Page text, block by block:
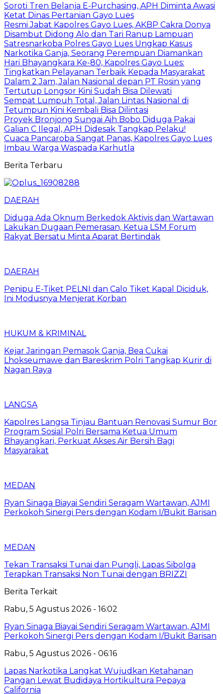
Soroti Tren Belanja E-Purchasing, APH Diminta Awasi
Ketat Dinas Pertanian Gayo Lues
Resmi Jabat Kapolres Gayo Lues, AKBP Cakra Donya
Disambut Didong Alo dan Tari Ranup Lampuan
Satresnarkoba Polres Gayo Lues Ungkap Kasus
Narkotika Ganja, Seorang Perempuan Diamankan
Hari Bhayangkara Ke-80, Kapolres Gayo Lues:
Tingkatkan Pelayanan Terbaik Kepada Masyarakat
Dalam 2 Jam, Jalan Nasional depan PT Rosin yang
Tertutup Longsor Kini Sudah Bisa Dilewati
Sempat Lumpuh Total, Jalan Lintas Nasional di
Tetumpun Kini Kembali Bisa Dilintasi
Proyek Bronjong Sungai Aih Bobo Diduga Pakai
Galian C Ilegal, APH Didesak Tangkap Pelaku!
Cuaca Pancaroba Sangat Panas, Kapolres Gayo Lues
Imbau Warga Waspada Karhutla
Berita Terbaru
DAERAH
Diduga Ada Oknum Berkedok Aktivis dan Wartawan
Lakukan Dugaan Pemerasan, Ketua LSM Forum
Rakyat Bersatu Minta Aparat Bertindak
DAERAH
Penipu E-Tiket PELNI dan Calo Tiket Kapal Diciduk,
Ini Modusnya Menjerat Korban
HUKUM & KRIMINAL
Kejar Jaringan Pemasok Ganja, Bea Cukai
Lhokseumawe dan Bareskrim Polri Tangkap Kurir di
Nagan Raya
LANGSA
Kapolres Langsa Tinjau Bantuan Renovasi Sumur Bor
Program Sosial Polri Bersama Ketua Umum
Bhayangkari, Perkuat Akses Air Bersih Bagi
Masyarakat
MEDAN
Ryan Sinaga Biayai Sendiri Seragam Wartawan, AJMI
Perkokoh Sinergi Pers dengan Kodam I/Bukit Barisan
MEDAN
Tekan Transaksi Tunai dan Pungli, Lapas Sibolga
Terapkan Transaksi Non Tunai dengan BRIZZI
Berita Terkait
Rabu, 5 Agustus 2026 - 16:02
Ryan Sinaga Biayai Sendiri Seragam Wartawan, AJMI
Perkokoh Sinergi Pers dengan Kodam I/Bukit Barisan
Rabu, 5 Agustus 2026 - 06:16
Lapas Narkotika Langkat Wujudkan Ketahanan
Pangan Lewat Budidaya Hortikultura Pepaya
California